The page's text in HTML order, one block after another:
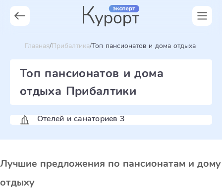
Главная Прибалтика Топ пансионатов и дома отдыха
Топ пансионатов и дома
отдыха Прибалтики
Отелей и санаториев 3
Лучшие предложения по пансионатам и дому
отдыху